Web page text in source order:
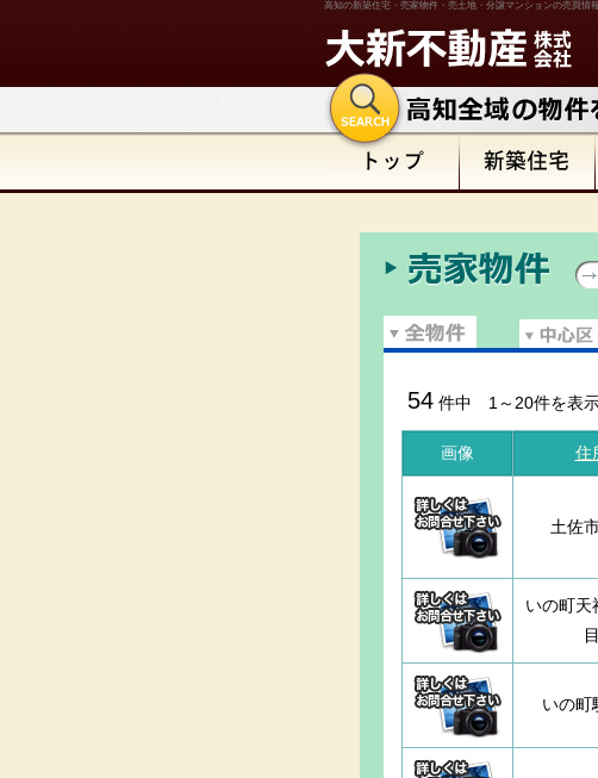
高知の新築住宅・売家物件・売土地・分譲マンションの売買情
54 件中 1～20件を表
画像 住
土佐
いの町天
目
いの町